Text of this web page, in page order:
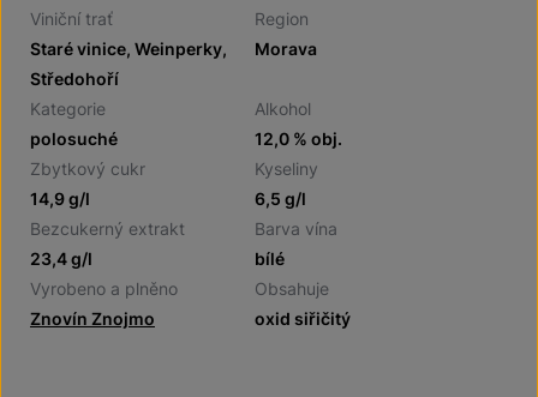
Viniční trať
Staré vinice, Weinperky,
Středohoří
Region
Morava
Kategorie
polosuché
Alkohol
12,0 % obj.
Zbytkový cukr
14,9 g/l
Kyseliny
6,5 g/l
Bezcukerný extrakt
23,4 g/l
Barva vína
bílé
Vyrobeno a plněno
Znovín Znojmo
Obsahuje
oxid siřičitý